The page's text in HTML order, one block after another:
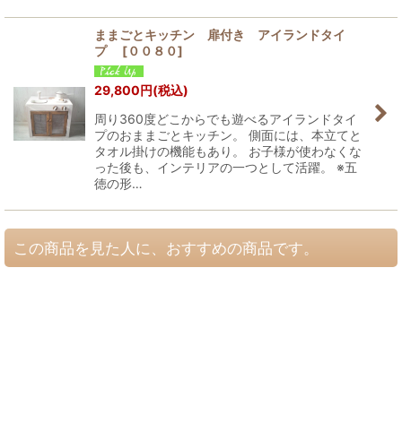
ままごとキッチン 扉付き アイランドタイ
プ
[００８０]
29,800円(税込)
周り360度どこからでも遊べるアイランドタイ
プのおままごとキッチン。 側面には、本立てと
タオル掛けの機能もあり。 お子様が使わなくな
った後も、インテリアの一つとして活躍。 ※五
徳の形…
この商品を見た人に、おすすめの商品です。